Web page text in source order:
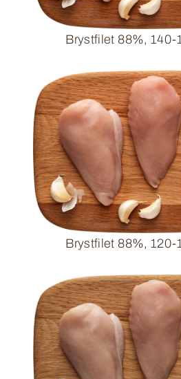
Brystfilet 88%, 140-
Brystfilet 88%, 120-